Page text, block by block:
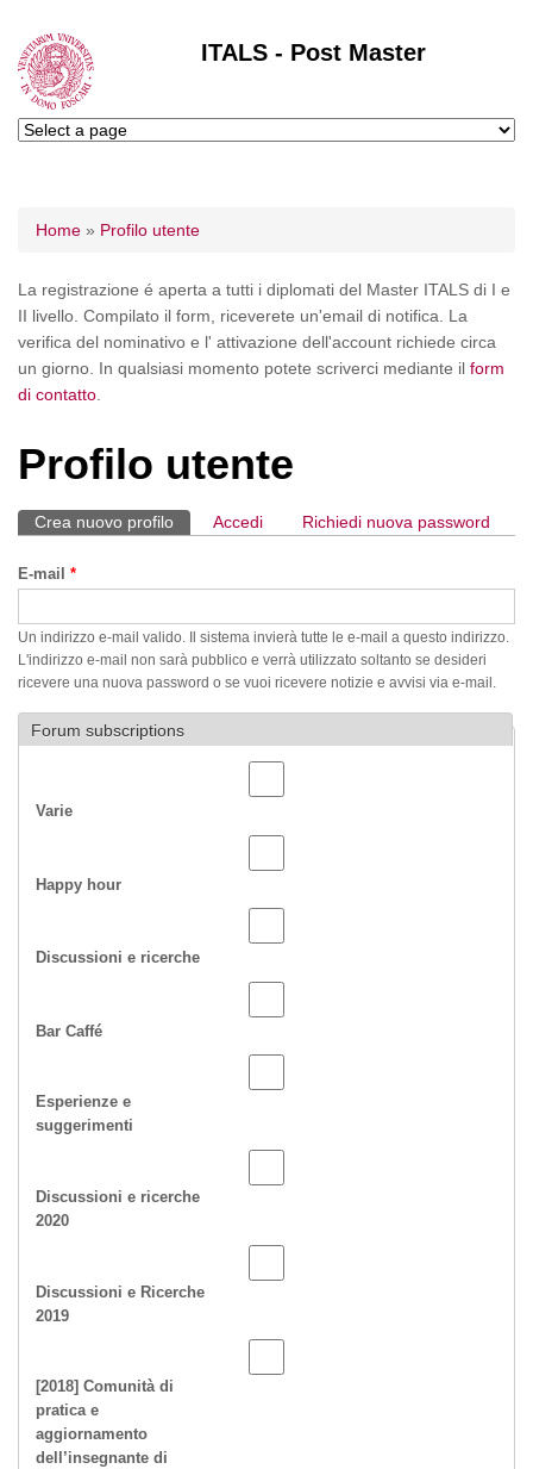
ITALS - Post Master
Tu sei qui
Home » Profilo utente
La registrazione é aperta a tutti i diplomati del Master ITALS di I e
II livello. Compilato il form, riceverete un'email di notifica. La
verifica del nominativo e l' attivazione dell'account richiede circa
un giorno. In qualsiasi momento potete scriverci mediante il form
di contatto
Profilo utente
Schede primarie
Crea nuovo profilo (scheda attiva)
Accedi Richiedi nuova password
E-mail *
Un indirizzo e-mail valido. Il sistema invierà tutte le e-mail a questo indirizzo.
L'indirizzo e-mail non sarà pubblico e verrà utilizzato soltanto se desideri
ricevere una nuova password o se vuoi ricevere notizie e avvisi via e-mail.
Forum subscriptions
Varie
Happy hour
Discussioni e ricerche
Bar Caffé
Esperienze e
suggerimenti
Discussioni e ricerche
2020
Discussioni e Ricerche
2019
[2018] Comunità di
pratica e
aggiornamento
dell’insegnante di